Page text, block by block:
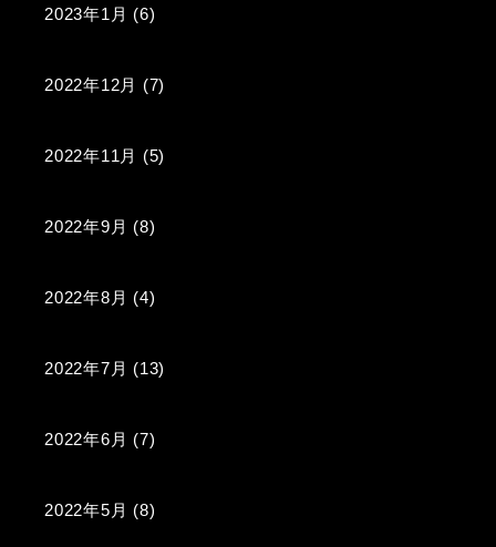
2023年1月 (6)
2022年12月 (7)
2022年11月 (5)
2022年9月 (8)
2022年8月 (4)
2022年7月 (13)
2022年6月 (7)
2022年5月 (8)